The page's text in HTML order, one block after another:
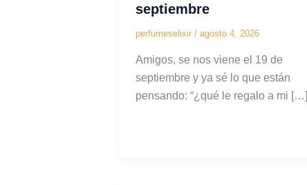
septiembre
perfumeselixir / agosto 4, 2026
Amigos, se nos viene el 19 de
septiembre y ya sé lo que están
pensando: “¿qué le regalo a mi […]